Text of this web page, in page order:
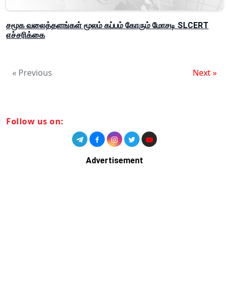
சமூக வலைத்தளங்கள் மூலம் கப்பம் கோரும் மோசடி SLCERT
எச்சரிக்கை
« Previous Next »
Follow us on:
Advertisement